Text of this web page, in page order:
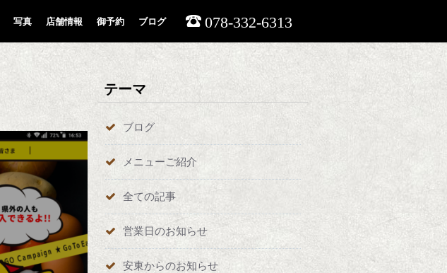
写真 店舗情報 御予約 ブログ 078-332-6313
テーマ
ブログ
メニューご紹介
全ての記事
営業日のお知らせ
安東からのお知らせ